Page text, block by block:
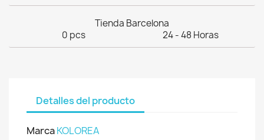
Tienda Barcelona
0 pcs
24 - 48 Horas
Detalles del producto
MarcaKOLOREA